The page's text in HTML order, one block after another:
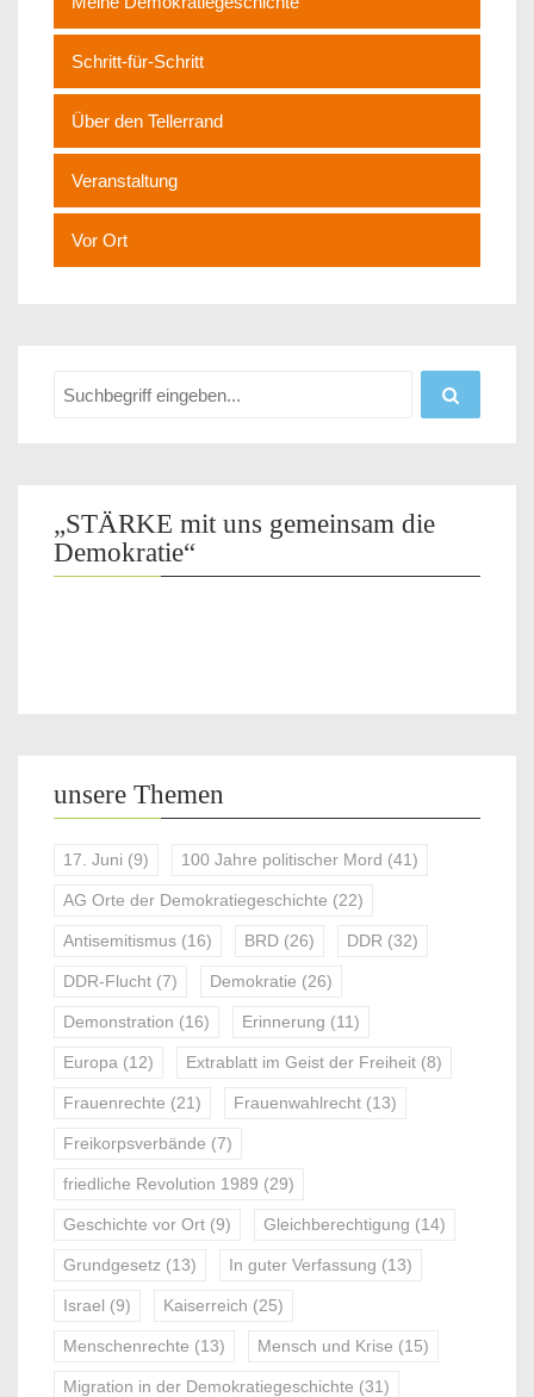
Schritt-für-Schritt
Über den Tellerrand
Veranstaltung
Vor Ort
„STÄRKE mit uns gemeinsam die
Demokratie“
unsere Themen
17. Juni (9) 100 Jahre politischer Mord (41)
AG Orte der Demokratiegeschichte (22)
Antisemitismus (16) BRD (26) DDR (32)
DDR-Flucht (7) Demokratie (26)
Demonstration (16) Erinnerung (11)
Europa (12) Extrablatt im Geist der Freiheit (8)
Frauenrechte (21) Frauenwahlrecht (13)
Freikorpsverbände (7)
friedliche Revolution 1989 (29)
Geschichte vor Ort (9) Gleichberechtigung (14)
Grundgesetz (13) In guter Verfassung (13)
Israel (9) Kaiserreich (25)
Menschenrechte (13) Mensch und Krise (15)
Migration in der Demokratiegeschichte (31)